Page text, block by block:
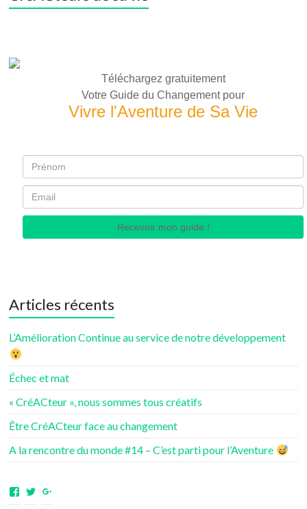
Téléchargez gratuitement
Votre Guide du Changement pour
Vivre l'Aventure de Sa Vie
Recevoir mon guide !
Articles récents
L’Amélioration Continue au service de notre développement
Échec et mat
« CréACteur », nous sommes tous créatifs
Être CréACteur face au changement
A la rencontre du monde #14 – C’est parti pour l’Aventure
Voir Voir